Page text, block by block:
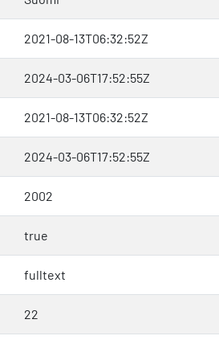
2021-08-13T06:32:52Z
2024-03-06T17:52:55Z
2021-08-13T06:32:52Z
2024-03-06T17:52:55Z
2002
true
fulltext
22